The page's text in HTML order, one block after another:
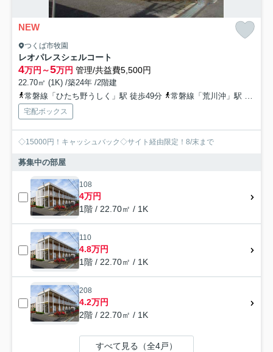
NEW
つくば市牧園
レオパレスシェルコート
4万円～5万円 管理/共益費5,500円
22.70㎡ (1K) /築24年 /2階建
常磐線「ひたち野うしく」駅 徒歩49分
常磐線「荒川沖」駅 徒歩62分
宅配ボックス
◇15000円！キャッシュバック◇サイト経由限定！8/末まで
募集中の部屋
108
4万円
1階 / 22.70㎡ / 1K
110
4.8万円
1階 / 22.70㎡ / 1K
208
4.2万円
2階 / 22.70㎡ / 1K
すべて見る（全4戸）